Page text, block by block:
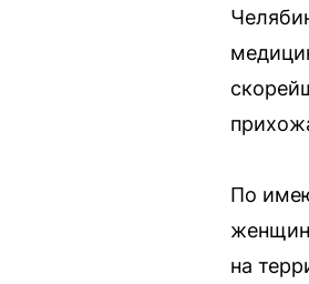
По
на